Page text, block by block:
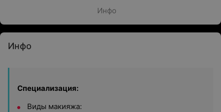
Инфо
Инфо
Специализация:
Виды макияжа: